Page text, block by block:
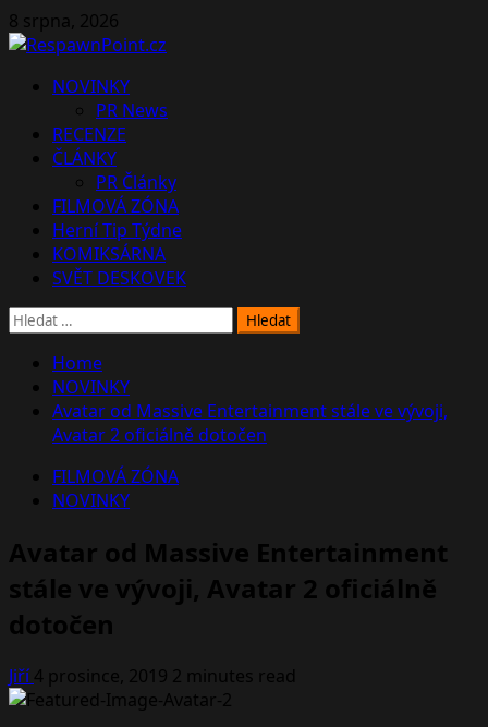
Skip
to
8 srpna, 2026
PrimaryNOVINKY
PR News
RECENZE
ČLÁNKY
PR Články
FILMOVÁ ZÓNA
Herní Tip Týdne
KOMIKSÁRNA
SVĚT DESKOVEK
Vyhledávání
Home
NOVINKY
Avatar od Massive Entertainment stále ve vývoji,
Avatar 2 oficiálně dotočen
FILMOVÁ ZÓNA
NOVINKY
Avatar od Massive Entertainment
stále ve vývoji, Avatar 2 oficiálně
dotočen
Jiří4 prosince, 2019 2 minutes read